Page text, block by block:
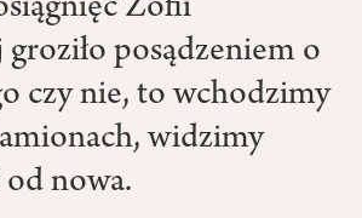
Zofii
posądzeniem o
czy nie, to wchodzimy
widzimy
nowa.